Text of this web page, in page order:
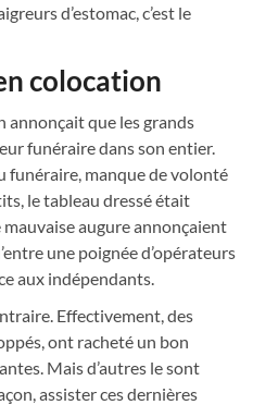
d’estomac, c’est le
colocation
annonçait que les grands
funéraire dans son entier.
funéraire, manque de volonté
le tableau dressé était
augure annonçaient
une poignée d’opérateurs
aux indépendants.
Effectivement, des
ont racheté un bon
Mais d’autres le sont
assister ces dernières